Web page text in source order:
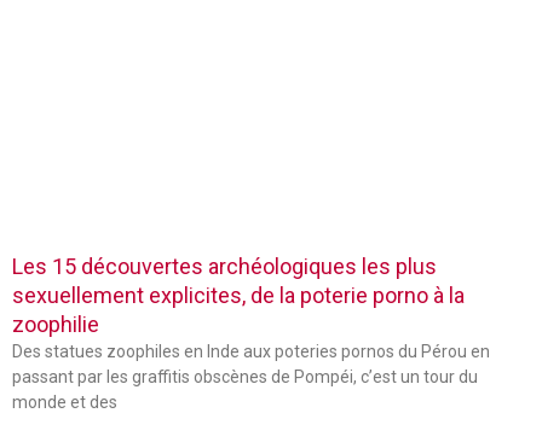
Les 15 découvertes archéologiques les plus
sexuellement explicites, de la poterie porno à la
zoophilie
Des statues zoophiles en Inde aux poteries pornos du Pérou en
passant par les graffitis obscènes de Pompéi, c’est un tour du
monde et des